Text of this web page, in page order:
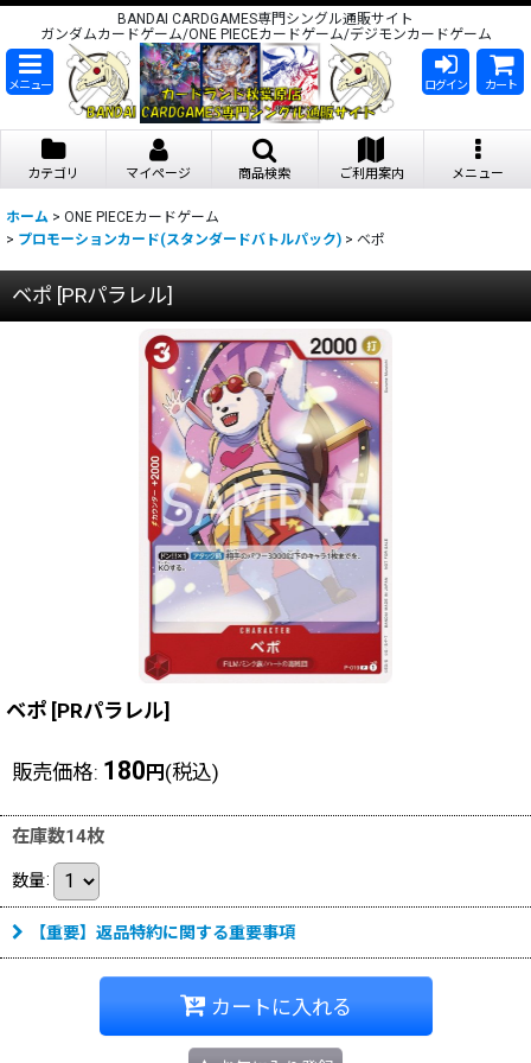
BANDAI CARDGAMES専門シングル通販サイト
ガンダムカードゲーム/ONE PIECEカードゲーム/デジモンカードゲーム
メニュー ログイン カート
カテゴリ マイページ 商品検索 ご利用案内 メニュー
ホーム > ONE PIECEカードゲーム
> プロモーションカード(スタンダードバトルパック) > ベポ
ベポ [PRパラレル]
ベポ [PRパラレル]
販売価格: 180 円 (税込)
在庫数14枚
数量:
【重要】返品特約に関する重要事項
カートに入れる